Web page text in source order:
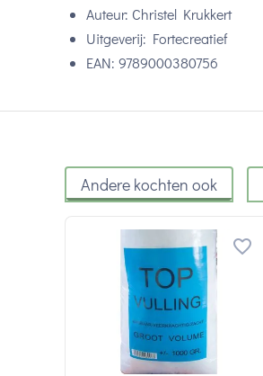
Auteur: Christel Krukkert
Uitgeverij: Fortecreatief
EAN: 9789000380756
Andere kochten ook